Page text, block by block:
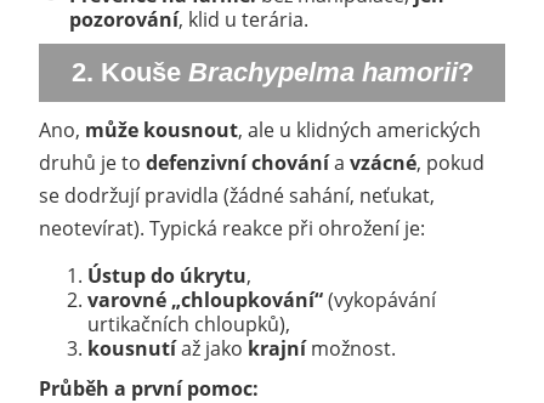
pozorování, klid u terária.
2. Kouše Brachypelma hamorii?
Ano, může kousnout, ale u klidných amerických
druhů je to defenzivní chovánía vzácné, pokud
se dodržují pravidla (žádné sahání, neťukat,
neotevírat). Typická reakce při ohrožení je:
Ústup do úkrytu,
varovné „chloupkování“(vykopávání
urtikačních chloupků),
kousnutíaž jako krajnímožnost.
Průběh a první pomoc: